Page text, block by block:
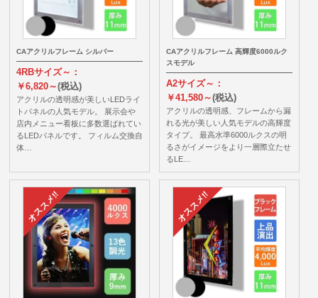
CAアクリルフレーム シルバー
4RBサイズ～：
￥6,820～(税込)
アクリルの透明感が美しいLEDライ
トパネルの人気モデル。 展示会や
店内メニュー看板に多数選ばれてい
るLEDパネルです。 フィルム交換自
体…
CAアクリルフレーム 高輝度6000ルク
スモデル
A2サイズ～：
￥41,580～(税込)
アクリルの透明感、フレームから漏
れる光が美しい人気モデルの高輝度
タイプ。 最高水準6000ルクスの明
るさがイメージをより一層際立たせ
るLE…